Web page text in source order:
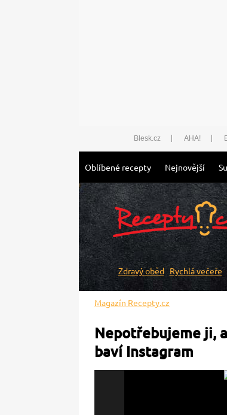
Blesk.cz AHA!
Oblíbené recepty Nejnovější
Zdravý oběd Rychlá večeře
Magazín Recepty.cz
Nepotřebujeme ji,
baví Instagram